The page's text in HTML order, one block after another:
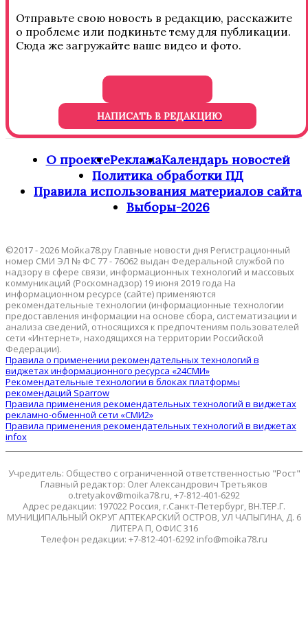
Отправьте свою новость в редакцию, расскажите
о проблеме или подкиньте тему для публикации.
Сюда же загружайте ваше видео и фото.
НАПИСАТЬ В РЕДАКЦИЮ
О проектеРекламаКалендарь новостей
Политика обработки ПД
Правила использования материалов сайта
Выборы-2026
©2017 - 2026 Мойка78.ру Главные новости дня Регистрационный
номер СМИ ЭЛ № ФС 77 - 76062 выдан Федеральной службой по
надзору в сфере связи, информационных технологий и массовых
коммуникаций (Роскомнадзор) 19 июня 2019 года На
информационном ресурсе (сайте) применяются
рекомендательные технологии (информационные технологии
предоставления информации на основе сбора, систематизации и
анализа сведений, относящихся к предпочтениям пользователей
сети «Интернет», находящихся на территории Российской
Федерации).
Правила о применении рекомендательных технологий в
виджетах информационного ресурса «24СМИ»
Рекомендательные технологии в блоках платформы
рекомендаций Sparrow
Правила применения рекомендательных технологий в виджетах
рекламно-обменной сети «СМИ2»
Правила применения рекомендательных технологий в виджетах
infox
Учредитель: Общество с ограниченной ответственностью "Рост"
Главный редактор: Олег Александрович Третьяков
o.tretyakov@moika78.ru, +7-812-401-6292
Адрес редакции: 197022 Россия, г.Санкт-Петербург, ВН.ТЕР.Г.
МУНИЦИПАЛЬНЫЙ ОКРУГ АПТЕКАРСКИЙ ОСТРОВ, УЛ ЧАПЫГИНА, Д. 6
ЛИТЕРА П, ОФИС 316
Телефон редакции: +7-812-401-6292 info@moika78.ru